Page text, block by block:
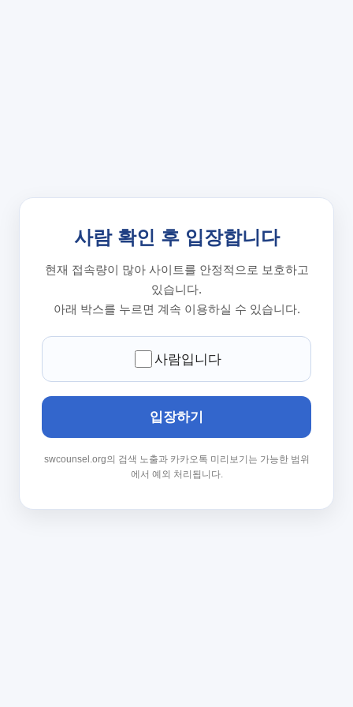
사람 확인 후 입장합니다
현재 접속량이 많아 사이트를 안정적으로 보호하고
있습니다.
아래 박스를 누르면 계속 이용하실 수 있습니다.
사람입니다
입장하기
swcounsel.org의 검색 노출과 카카오톡 미리보기는 가능한 범위
에서 예외 처리됩니다.